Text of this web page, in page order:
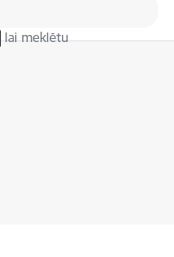
lai meklētu